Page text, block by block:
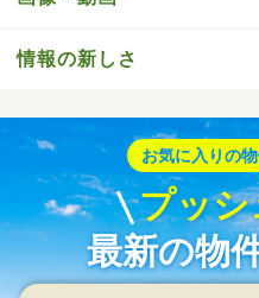
情報の新しさ
お気に入りの
プッシ
最新の物